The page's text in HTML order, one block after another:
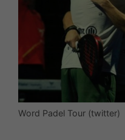
Word Padel Tour (twitter)